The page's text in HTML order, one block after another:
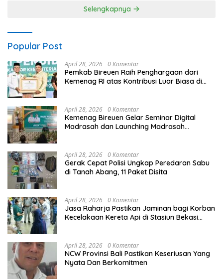
Selengkapnya
Popular Post
April 28, 2026 0 Komentar
Pemkab Bireuen Raih Penghargaan dari
Kemenag RI atas Kontribusi Luar Biasa di
April 28, 2026 0 Komentar
Kemenag Bireuen Gelar Seminar Digital
Madrasah dan Launching Madrasah
April 28, 2026 0 Komentar
Gerak Cepat Polisi Ungkap Peredaran Sabu
di Tanah Abang, 11 Paket Disita
April 28, 2026 0 Komentar
Jasa Raharja Pastikan Jaminan bagi Korban
Kecelakaan Kereta Api di Stasiun Bekasi
April 28, 2026 0 Komentar
NCW Provinsi Bali Pastikan Keseriusan Yang
Nyata Dan Berkomitmen